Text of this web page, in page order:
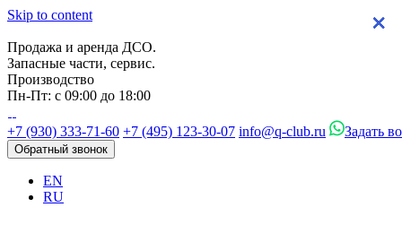
Skip to content
Продажа и аренда ДСО.
Запасные части, сервис.
Производство
Пн-Пт: с 09:00 до 18:00
+7 (930) 333-71-60 +7 (495) 123-30-07 info@q-club.ru Задать
Обратный звонок
EN
RU
×
×
×
×